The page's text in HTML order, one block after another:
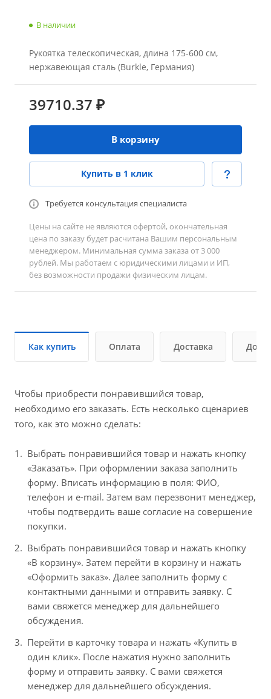
В наличии
Рукоятка телескопическая, длина 175-600 см,
нержавеющая сталь (Burkle, Германия)
39710.37 ₽
В корзину
Купить в 1 клик
Требуется консультация специалиста
Цены на сайте не являются офертой, окончательная
цена по заказу будет расчитана Вашим персональным
менеджером. Минимальная сумма заказа от 3 000
рублей. Мы работаем с юридическими лицами и ИП,
без возможности продажи физическим лицам.
Как купить Оплата Доставка
Чтобы приобрести понравившийся товар,
необходимо его заказать. Есть несколько сценариев
того, как это можно сделать:
Выбрать понравившийся товар и нажать кнопку
«Заказать». При оформлении заказа заполнить
форму. Вписать информацию в поля: ФИО,
телефон и e-mail. Затем вам перезвонит менеджер,
чтобы подтвердить ваше согласие на совершение
покупки.
Выбрать понравившийся товар и нажать кнопку
«В корзину». Затем перейти в корзину и нажать
«Оформить заказ». Далее заполнить форму с
контактными данными и отправить заявку. С
вами свяжется менеджер для дальнейшего
обсуждения.
Перейти в карточку товара и нажать «Купить в
один клик». После нажатия нужно заполнить
форму и отправить заявку. С вами свяжется
менеджер для дальнейшего обсуждения.